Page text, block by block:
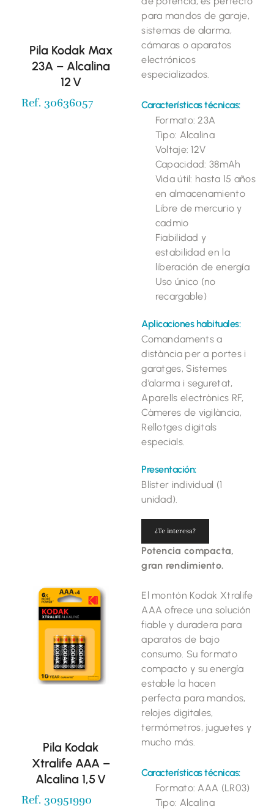
Pila Kodak Max
23A – Alcalina
12 V
Ref. 30636057
para mandos de garaje,
sistemas de alarma,
cámaras o aparatos
electrónicos
especializados.
Características técnicas:
Formato: 23A
Tipo: Alcalina
Voltaje: 12V
Capacidad: 38mAh
Vida útil: hasta 15 años
en almacenamiento
Libre de mercurio y
cadmio
Fiabilidad y
estabilidad en la
liberación de energía
Uso único (no
recargable)
Aplicaciones habituales:
Comandaments a
distància per a portes i
garatges, Sistemes
d’alarma i seguretat,
Aparells electrònics RF,
Càmeres de vigilància,
Rellotges digitals
especials.
Presentación:
Blíster individual (1
unidad).
¿Te interesa?
Pila Kodak
Xtralife AAA –
Alcalina 1,5 V
Ref. 30951990
Potencia compacta,
gran rendimiento.
El montón Kodak Xtralife
AAA ofrece una solución
fiable y duradera para
aparatos de bajo
consumo. Su formato
compacto y su energía
estable la hacen
perfecta para mandos,
relojes digitales,
termómetros, juguetes y
mucho más.
Características técnicas:
Formato: AAA (LR03)
Tipo: Alcalina